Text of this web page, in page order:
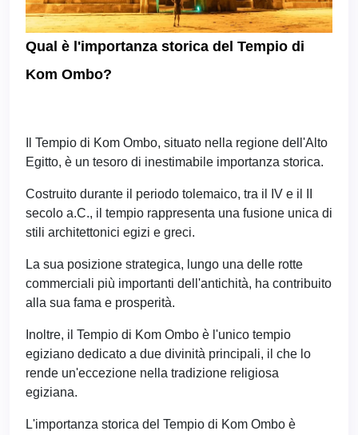
Qual è l'importanza storica del Tempio di
Kom Ombo?
Il Tempio di Kom Ombo, situato nella regione dell'Alto
Egitto, è un tesoro di inestimabile importanza storica.
Costruito durante il periodo tolemaico, tra il IV e il II
secolo a.C., il tempio rappresenta una fusione unica di
stili architettonici egizi e greci.
La sua posizione strategica, lungo una delle rotte
commerciali più importanti dell'antichità, ha contribuito
alla sua fama e prosperità.
Inoltre, il Tempio di Kom Ombo è l'unico tempio
egiziano dedicato a due divinità principali, il che lo
rende un'eccezione nella tradizione religiosa
egiziana.
L'importanza storica del Tempio di Kom Ombo è